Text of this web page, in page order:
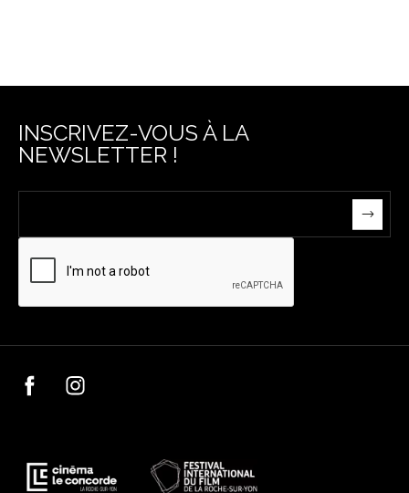
INSCRIVEZ-VOUS À LA
NEWSLETTER !